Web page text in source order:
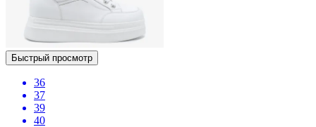
Быстрый просмотр
36
37
39
40